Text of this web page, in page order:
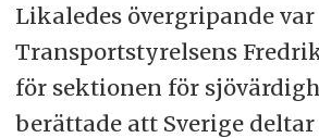
Likaledes övergripande var
Transportstyrelsens
för sektionen för
berättade att Sverige deltar